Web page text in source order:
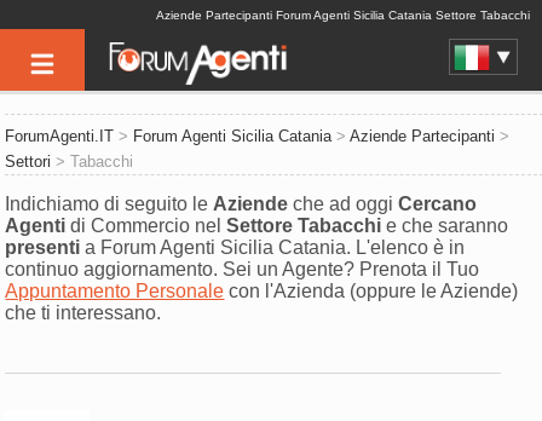
Aziende Partecipanti Forum Agenti Sicilia Catania Settore Tabacchi
ForumAgenti.IT > Forum Agenti Sicilia Catania>Aziende Partecipanti >
Settori > Tabacchi
Indichiamo di seguito le Aziende che ad oggiCercano
Agenti di Commercio nelSettore Tabacchi e che saranno
presenti a Forum Agenti Sicilia Catania. L'elenco è in
continuo aggiornamento. Sei un Agente? Prenota il Tuo
Appuntamento Personale con l'Azienda (oppure le Aziende)
che ti interessano.